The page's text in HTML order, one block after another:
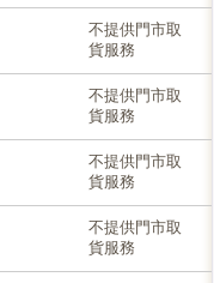
不提供門市取
貨服務
不提供門市取
貨服務
不提供門市取
貨服務
不提供門市取
貨服務